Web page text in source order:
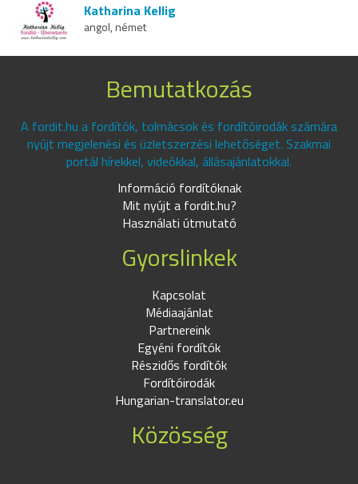
Katharina Kellig
angol, német
Bemutatkozás
A fordit.hu a fordítók, tolmácsok és fordítóirodák számára
nyújt megjelenési és üzletszerzési lehetőséget. Szakmai
portál hírekkel, videókkal, állásajánlatokkal.
Információ fordítóknak
Mit nyújt a fordit.hu?
Használati útmutató
Gyorslinkek
Kapcsolat
Médiaajánlat
Partnereink
Egyéni fordítók
Részidős fordítók
Fordítóirodák
Hungarian-translator.eu
Közösség